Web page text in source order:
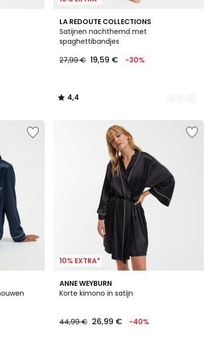
LA REDOUTE COLLECTIONS
Satijnen nachthemd met
spaghettibandjes
27,99 € 19,59 € -30%
4,4
/ 5
2
Kleuren
4,4
/
10% EXTRA*
ANNE WEYBURN
Korte kimono in satijn
44,99 € 26,99 € -40%
3
/